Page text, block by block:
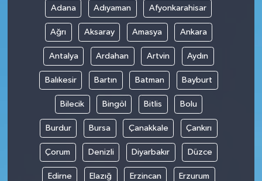
Adana Adıyaman Afyonkarahisar
Ağrı Aksaray Amasya Ankara
Antalya Ardahan Artvin Aydın
Balıkesir Bartın Batman Bayburt
Bilecik Bingöl Bitlis Bolu
Burdur Bursa Çanakkale Çankırı
Çorum Denizli Diyarbakır Düzce
Edirne Elazığ Erzincan Erzurum